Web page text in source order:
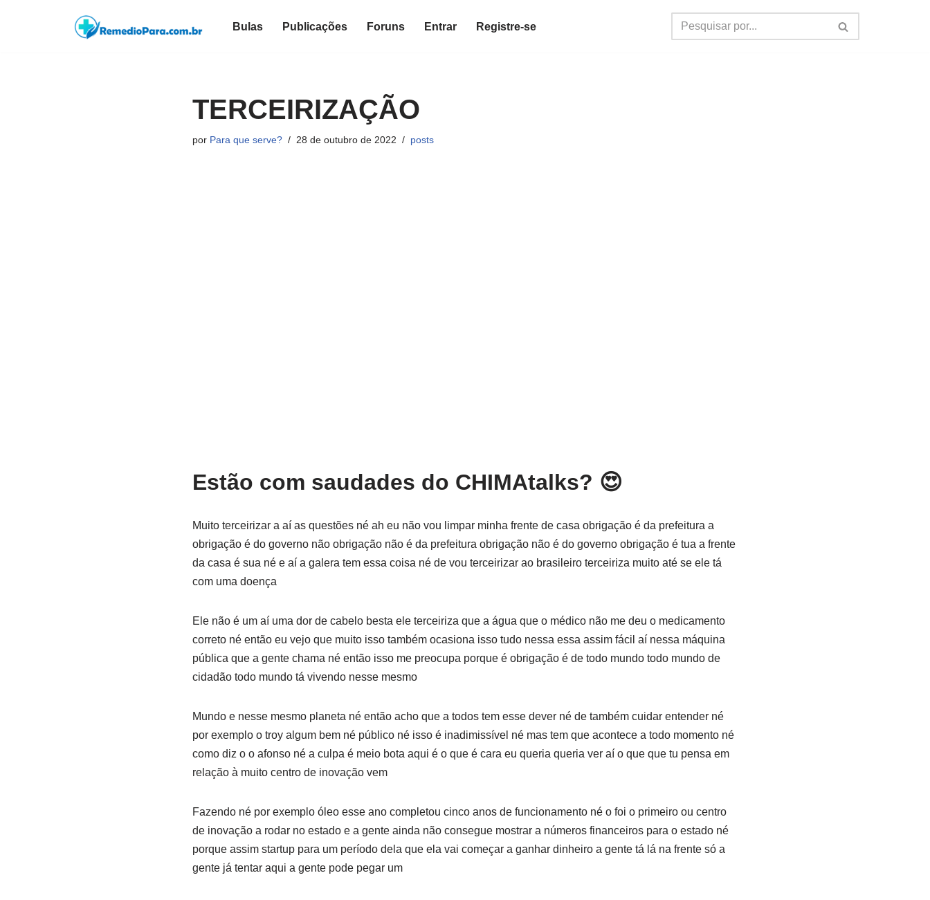
Bulas Publicações Foruns Entrar Registre-se
TERCEIRIZAÇÃO
por Para que serve? 28 de outubro de 2022 posts
Estão com saudades do CHIMAtalks? 😍
Muito terceirizar a aí as questões né ah eu não vou limpar minha frente de casa obrigação é da prefeitura a
obrigação é do governo não obrigação não é da prefeitura obrigação não é do governo obrigação é tua a frente
da casa é sua né e aí a galera tem essa coisa né de vou terceirizar ao brasileiro terceiriza muito até se ele tá
com uma doença
Ele não é um aí uma dor de cabelo besta ele terceiriza que a água que o médico não me deu o medicamento
correto né então eu vejo que muito isso também ocasiona isso tudo nessa essa assim fácil aí nessa máquina
pública que a gente chama né então isso me preocupa porque é obrigação é de todo mundo todo mundo de
cidadão todo mundo tá vivendo nesse mesmo
Mundo e nesse mesmo planeta né então acho que a todos tem esse dever né de também cuidar entender né
por exemplo o troy algum bem né público né isso é inadimissível né mas tem que acontece a todo momento né
como diz o o afonso né a culpa é meio bota aqui é o que é cara eu queria queria ver aí o que que tu pensa em
relação à muito centro de inovação vem
Fazendo né por exemplo óleo esse ano completou cinco anos de funcionamento né o foi o primeiro ou centro
de inovação a rodar no estado e a gente ainda não consegue mostrar a números financeiros para o estado né
porque assim startup para um período dela que ela vai começar a ganhar dinheiro a gente tá lá na frente só a
gente já tentar aqui a gente pode pegar um